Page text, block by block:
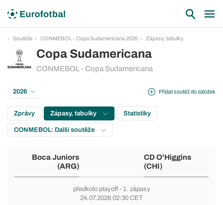
Soutěže CONMEBOL - Copa Sudamericana 2026 Zápasy, tabulky
Copa Sudamericana
CONMEBOL - Copa Sudamericana
Přidat soutěž do záložek
2026
Zprávy Zápasy, tabulky Statistiky
CONMEBOL: Další soutěže
Boca Juniors
(ARG)
CD O'Higgins
(CHI)
předkolo playoff- 1. zápasy
24.07.2026 02:30 CET